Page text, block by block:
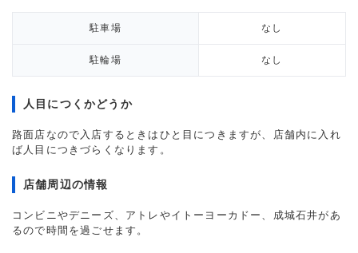
駐車場 なし
駐輪場 なし
人目につくかどうか
路面店なので入店するときはひと目につきますが、店舗内に入れ
ば人目につきづらくなります。
店舗周辺の情報
コンビニやデニーズ、アトレやイトーヨーカドー、成城石井があ
るので時間を過ごせます。